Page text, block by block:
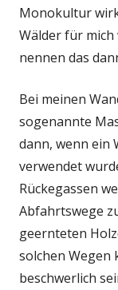
Monokultur
Wälder für mich
nennen das
Bei meinen
sogenannte
dann, wenn ein
verwendet
Rückegassen
Abfahrtswege
geernteten
solchen Wegen
beschwerlich